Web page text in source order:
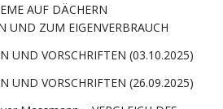
AUF DÄCHERN
UND ZUM EIGENVERBRAUCH
UND VORSCHRIFTEN (03.10.2025)
UND VORSCHRIFTEN (26.09.2025)